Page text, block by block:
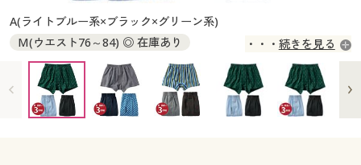
大きいサイズ 事務・制服
カタログ・チラシからのご注文
デジタルカタログ
カタログ無料プレゼント
カタログ無料プレゼント
会員メニュー
A(ライトブルー系×ブラック×グリーン系)
M(ウエスト76～84) ◎ 在庫あり
L(ウエスト84～94) ◎ 在庫あり
LL(ウエスト94～104) ◎ 在庫あり
3L(ウエスト98～108) ◎ 在庫あり
続きを見る